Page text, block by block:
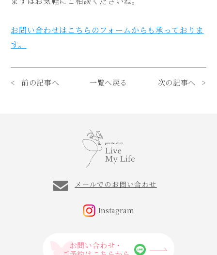
お問い合わせはこちらのフォームからも承っておりま
す。
前の記事へ 一覧へ戻る 次の記事へ
メールでのお問い合わせ
Instagram
お問い合わせ・